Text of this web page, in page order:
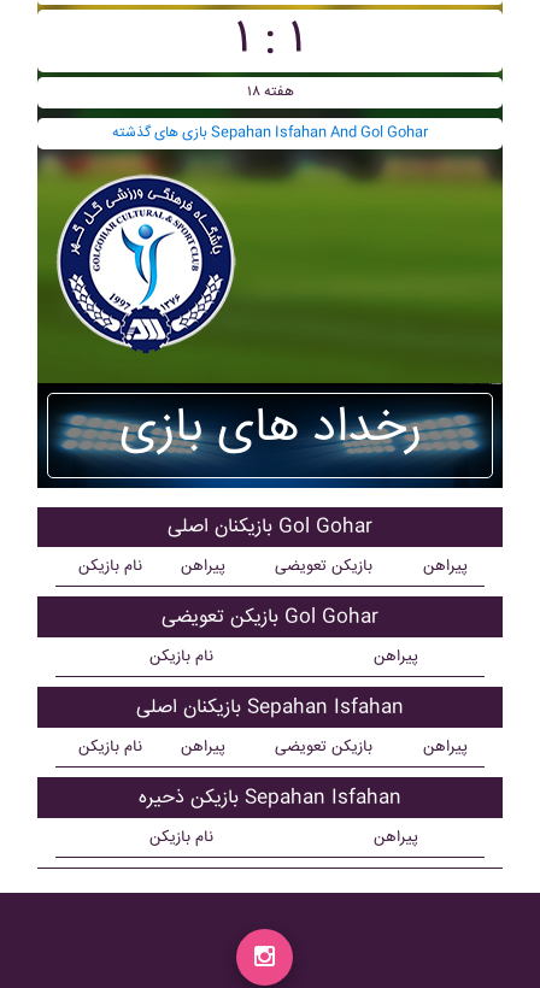
۱ : ۱
هفته ۱۸
بازی های گذشته Sepahan Isfahan And Gol Gohar
رخداد های بازی
بازیکنان اصلی Gol Gohar
نام بازیکن پیراهن بازیکن تعویضی پیراهن
بازیکن تعویضی Gol Gohar
نام بازیکن پیراهن
بازیکنان اصلی Sepahan Isfahan
نام بازیکن پیراهن بازیکن تعویضی پیراهن
بازیکن ذحیره Sepahan Isfahan
نام بازیکن پیراهن